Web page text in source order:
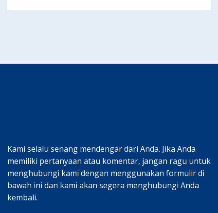
Kami selalu senang mendengar dari Anda. Jika Anda
memiliki pertanyaan atau komentar, jangan ragu untuk
menghubungi kami dengan menggunakan formulir di
bawah ini dan kami akan segera menghubungi Anda
kembali.